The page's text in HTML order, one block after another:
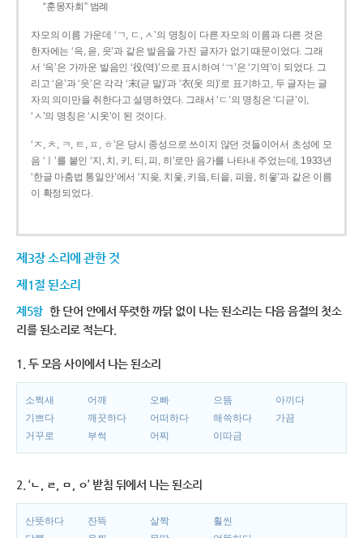
“훈몽자회” 범례
자모의 이름 가운데 ‘ㄱ, ㄷ, ㅅ’의 명칭이 다른 자모의 이름과 다른 것은
한자에는 ‘윽, 읃, 읏’과 같은 발음을 가진 글자가 없기 때문이었다. 그래
서 ‘윽’은 가까운 발음인 ‘役(역)’으로 표시하여 ‘ㄱ’은 ‘기역’이 되었다. 그
리고 ‘읃’과 ‘읏’은 각각 ‘末(귿 말)’과 ‘衣(옷 의)’로 표기하고, 두 글자는 글
자의 의미만을 취한다고 설명하였다. 그래서 ‘ㄷ’의 명칭은 ‘디귿’이,
‘ㅅ’의 명칭은 ‘시옷’이 된 것이다.
‘ㅈ, ㅊ, ㅋ, ㅌ, ㅍ, ㅎ’은 당시 종성으로 쓰이지 않던 것들이어서 초성에 모
음 ‘ㅣ’를 붙인 ‘지, 치, 키, 티, 피, 히’로만 음가를 나타내 주었는데, 1933년
‘한글 마춤법 통일안’에서 ‘지읒, 치읓, 키읔, 티읕, 피읖, 히읗’과 같은 이름
이 확정되었다.
제3장 소리에 관한 것
제1절 된소리
제5항 한 단어 안에서 뚜렷한 까닭 없이 나는 된소리는 다음 음절의 첫소
리를 된소리로 적는다.
1. 두 모음 사이에서 나는 된소리
소쩍새 어깨 오빠 으뜸
아끼다
기쁘다
깨끗하다 어떠하다 해쓱하다
가끔
거꾸로
부썩 어찌 이따금
2. ‘ㄴ, ㄹ, ㅁ, ㅇ’ 받침 뒤에서 나는 된소리
산뜻하다 잔뜩 살짝
훨씬